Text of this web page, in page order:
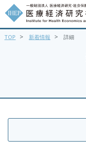
TOP > 新着情報 > 詳細